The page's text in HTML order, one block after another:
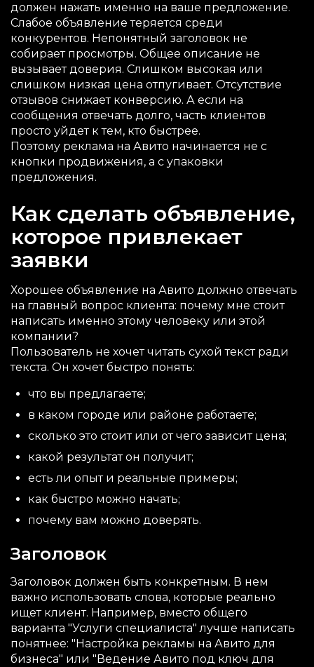
должен нажать именно на ваше предложение.
Слабое объявление теряется среди
конкурентов. Непонятный заголовок не
собирает просмотры. Общее описание не
вызывает доверия. Слишком высокая или
слишком низкая цена отпугивает. Отсутствие
отзывов снижает конверсию. А если на
сообщения отвечать долго, часть клиентов
просто уйдет к тем, кто быстрее.
Поэтому реклама на Авито начинается не с
кнопки продвижения, а с упаковки
предложения.
Как сделать объявление,
которое привлекает
заявки
Хорошее объявление на Авито должно отвечать
на главный вопрос клиента: почему мне стоит
написать именно этому человеку или этой
компании?
Пользователь не хочет читать сухой текст ради
текста. Он хочет быстро понять:
что вы предлагаете;
в каком городе или районе работаете;
сколько это стоит или от чего зависит цена;
какой результат он получит;
есть ли опыт и реальные примеры;
как быстро можно начать;
почему вам можно доверять.
Заголовок
Заголовок должен быть конкретным. В нем
важно использовать слова, которые реально
ищет клиент. Например, вместо общего
варианта "Услуги специалиста" лучше написать
понятнее: "Настройка рекламы на Авито для
бизнеса" или "Ведение Авито под ключ для